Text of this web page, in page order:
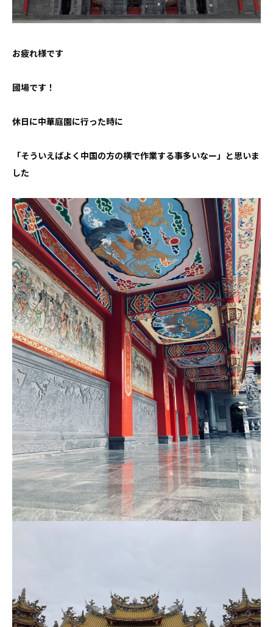
お疲れ様です
國場です！
休日に中華庭園に行った時に
「そういえばよく中国の方の横で作業する事多いなー」と思いま
した
お問い合わせ